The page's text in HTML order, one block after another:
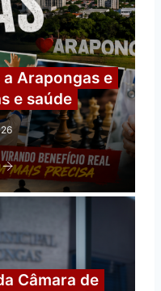
Arapongas e
e saúde
Câmara de